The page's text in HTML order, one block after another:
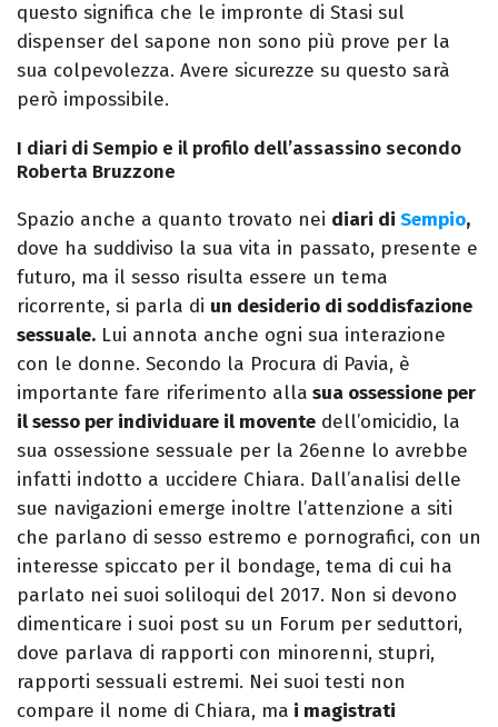
questo significa che le impronte di Stasi sul
dispenser del sapone non sono più prove per la
sua colpevolezza. Avere sicurezze su questo sarà
però impossibile.
I diari di Sempio e il profilo dell’assassino secondo
Roberta Bruzzone
Spazio anche a quanto trovato nei diari di Sempio,
dove ha suddiviso la sua vita in passato, presente e
futuro, ma il sesso risulta essere un tema
ricorrente, si parla di un desiderio di soddisfazione
sessuale. Lui annota anche ogni sua interazione
con le donne. Secondo la Procura di Pavia, è
importante fare riferimento alla sua ossessione per
il sesso per individuare il movente dell’omicidio, la
sua ossessione sessuale per la 26enne lo avrebbe
infatti indotto a uccidere Chiara. Dall’analisi delle
sue navigazioni emerge inoltre l’attenzione a siti
che parlano di sesso estremo e pornografici, con un
interesse spiccato per il bondage, tema di cui ha
parlato nei suoi soliloqui del 2017. Non si devono
dimenticare i suoi post su un Forum per seduttori,
dove parlava di rapporti con minorenni, stupri,
rapporti sessuali estremi. Nei suoi testi non
compare il nome di Chiara, ma i magistrati